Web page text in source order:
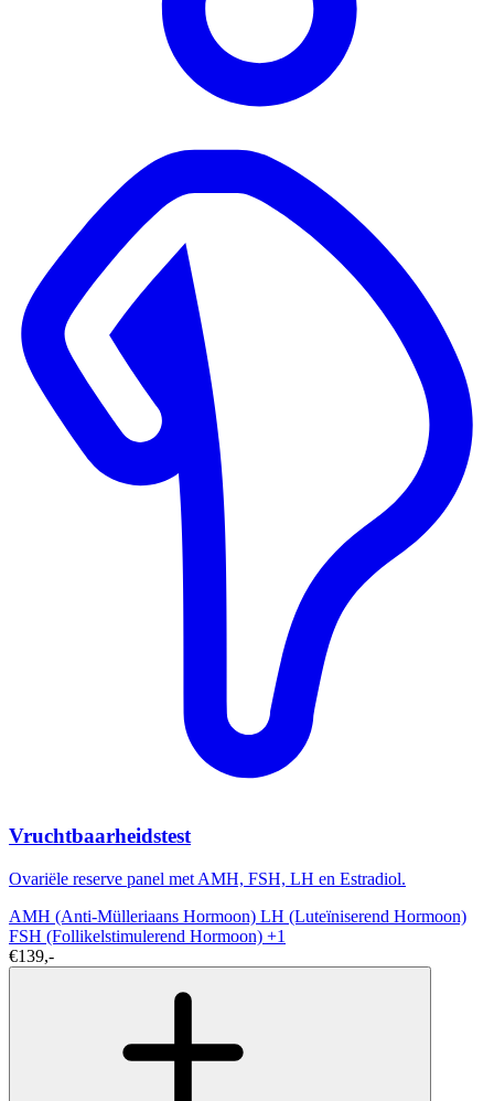
Vruchtbaarheidstest
Ovariële reserve panel met AMH, FSH, LH en Estradiol.
AMH (Anti-Mülleriaans Hormoon) LH (Luteïniserend Hormoon)
FSH (Follikelstimulerend Hormoon) +1
€139,-